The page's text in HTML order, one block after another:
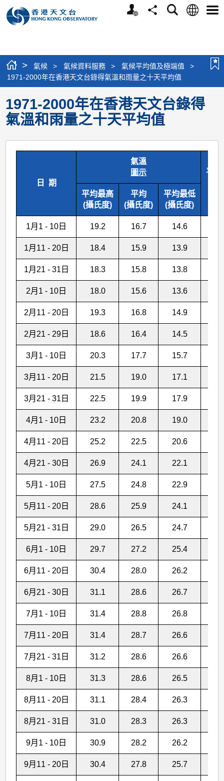
個
分
搜
語
選
> 氣候 > 氣候資料服務 > 氣候平均值及極端值
>
1971-2000年在香港天文台錄得氣溫和雨量之十天平均值
1971-2000年在香港天文台錄得
氣溫和雨量之十天平均值
日 期
氣溫
圖示
平均
平均最高
(攝氏度)
平均
(攝氏度)
平均最低
(攝氏度)
1月1 - 10日 19.2 16.7 14.6
1月11 - 20日 18.4 15.9 13.9
1月21 - 31日 18.3 15.8 13.8
2月1 - 10日 18.0 15.6 13.6
2月11 - 20日 19.3 16.8 14.9
2月21 - 29日 18.6 16.4 14.5
3月1 - 10日 20.3 17.7 15.7
3月11 - 20日 21.5 19.0 17.1
3月21 - 31日 22.5 19.9 17.9
4月1 - 10日 23.2 20.8 19.0
4月11 - 20日 25.2 22.5 20.6
4月21 - 30日 26.9 24.1 22.1
5月1 - 10日 27.5 24.8 22.9
5月11 - 20日 28.6 25.9 24.1
5月21 - 31日 29.0 26.5 24.7
6月1 - 10日 29.7 27.2 25.4
6月11 - 20日 30.4 28.0 26.2
6月21 - 30日 31.1 28.6 26.7
7月1 - 10日 31.4 28.8 26.8
7月11 - 20日 31.4 28.7 26.6
7月21 - 31日 31.2 28.6 26.6
8月1 - 10日 31.3 28.6 26.5
8月11 - 20日 31.1 28.4 26.3
8月21 - 31日 31.0 28.3 26.3
9月1 - 10日 30.9 28.2 26.2
9月11 - 20日 30.4 27.8 25.7